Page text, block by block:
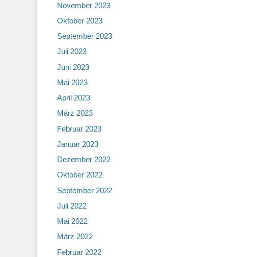
November 2023
Oktober 2023
September 2023
Juli 2023
Juni 2023
Mai 2023
April 2023
März 2023
Februar 2023
Januar 2023
Dezember 2022
Oktober 2022
September 2022
Juli 2022
Mai 2022
März 2022
Februar 2022